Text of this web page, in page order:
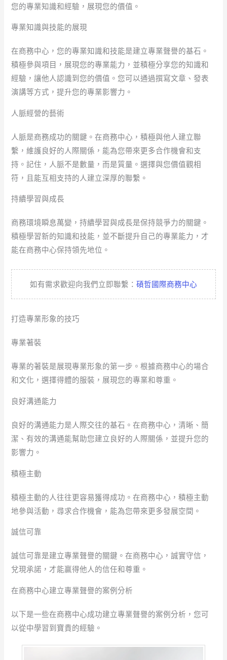
您的專業知識和經驗，展現您的價值。
專業知識與技能的展現
在商務中心，您的專業知識和技能是建立專業聲譽的基石。
積極參與項目，展現您的專業能力，並積極分享您的知識和
經驗，讓他人認識到您的價值。您可以通過撰寫文章、發表
演講等方式，提升您的專業影響力。
人脈經營的藝術
人脈是商務成功的關鍵。在商務中心，積極與他人建立聯
繫，維護良好的人際關係，能為您帶來更多合作機會和支
持。記住，人脈不是數量，而是質量。選擇與您價值觀相
符，且能互相支持的人建立深厚的聯繫。
持續學習與成長
商務環境瞬息萬變，持續學習與成長是保持競爭力的關鍵。
積極學習新的知識和技能，並不斷提升自己的專業能力，才
能在商務中心保持領先地位。
如有需求歡迎向我們立即聯繫： 碩哲國際商務中心
打造專業形象的技巧
專業著裝
專業的著裝是展現專業形象的第一步。根據商務中心的場合
和文化，選擇得體的服裝，展現您的專業和尊重。
良好溝通能力
良好的溝通能力是人際交往的基石。在商務中心，清晰、簡
潔、有效的溝通能幫助您建立良好的人際關係，並提升您的
影響力。
積極主動
積極主動的人往往更容易獲得成功。在商務中心，積極主動
地參與活動，尋求合作機會，能為您帶來更多發展空間。
誠信可靠
誠信可靠是建立專業聲譽的關鍵。在商務中心，誠實守信，
兌現承諾，才能贏得他人的信任和尊重。
在商務中心建立專業聲譽的案例分析
以下是一些在商務中心成功建立專業聲譽的案例分析，您可
以從中學習到寶貴的經驗。